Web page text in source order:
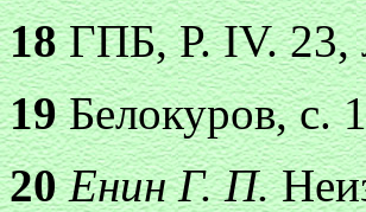
18ГПБ, Р. IV. 23,
19Белокуров, с.
20 Енин Г. П.